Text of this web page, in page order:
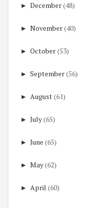
► December(48)
► November(40)
► October(53)
► September(56)
► August(61)
► July(65)
► June (65)
► May(62)
► April (60)